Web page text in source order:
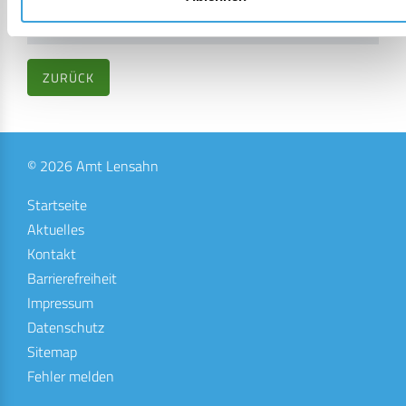
Manhagen
ZURÜCK
© 2026 Amt Lensahn
Startseite
Aktuelles
Kontakt
Barrierefreiheit
Impressum
Datenschutz
Sitemap
Fehler melden